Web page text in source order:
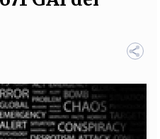
SCIENTIFICO AUTORI
COLLABORA CON NOI